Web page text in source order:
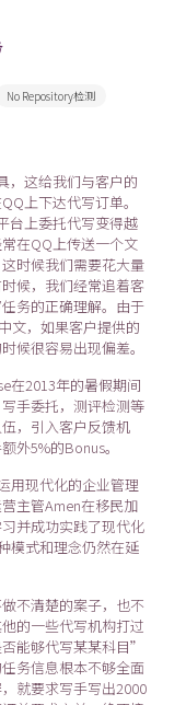
No Repository检测
，这给我们与客户的
上下达代写订单。
台上委托代写变得越
在QQ上传送一个文
时候我们需要花大量
候，我们经常追着客
务的正确理解。由于
文，如果客户提供的
候很容易出现偏差。
在2013年的暑假期间
手委托，测评检测等
，引入客户反馈机
外5%的Bonus。
用现代化的企业管理
主管Amen在移民加
并成功实践了现代化
模式和理念仍然在延
不清楚的案子，也不
的一些代写机构打过
能够代写某某科目”
务信息根本不够全面
就要求写手写出2000